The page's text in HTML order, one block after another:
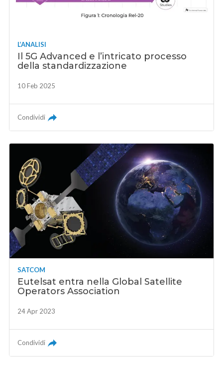
L’ANALISI
Il 5G Advanced e l’intricato processo
della standardizzazione
10 Feb 2025
Condividi
SATCOM
Eutelsat entra nella Global Satellite
Operators Association
24 Apr 2023
Condividi